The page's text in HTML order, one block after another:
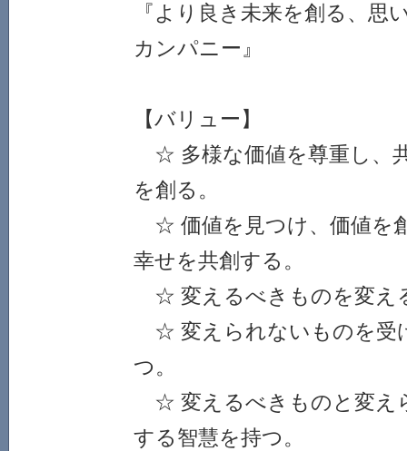
『より良き未来を創る、思
カンパニー』
【バリュー】
☆ 多様な価値を尊重し、
を創る。
☆ 価値を見つけ、価値を
幸せを共創する。
☆ 変えるべきものを変え
☆ 変えられないものを受
つ。
☆ 変えるべきものと変え
する智慧を持つ。